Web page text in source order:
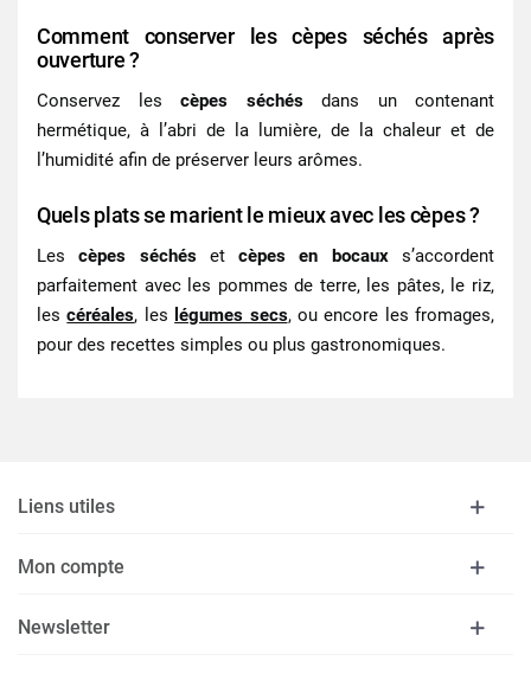
Comment conserver les cèpes séchés après
ouverture ?
Conservez les cèpes séchésdans un contenant
hermétique, à l’abri de la lumière, de la chaleur et de
l’humidité afin de préserver leurs arômes.
Quels plats se marient le mieux avec les cèpes ?
Lescèpes séchésetcèpes en bocauxs’accordent
parfaitement avec les pommes de terre, les pâtes, le riz,
lescéréales, les légumes secs, ou encore les fromages,
pour des recettes simples ou plus gastronomiques.
Liens utiles
Mon compte
Newsletter